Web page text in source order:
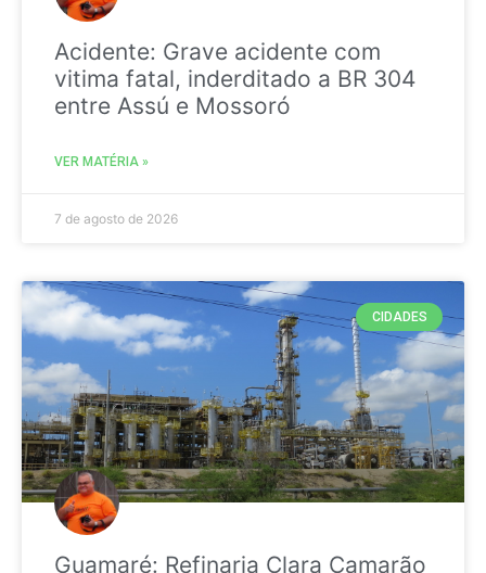
Acidente: Grave acidente com
vitima fatal, inderditado a BR 304
entre Assú e Mossoró
VER MATÉRIA »
7 de agosto de 2026
CIDADES
Guamaré: Refinaria Clara Camarão